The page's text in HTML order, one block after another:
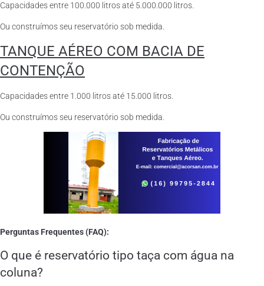
Capacidades entre 100.000 litros até 5.000.000 litros.
Ou construímos seu reservatório sob medida.
TANQUE AÉREO COM BACIA DE
CONTENÇÃO
Capacidades entre 1.000 litros até 15.000 litros.
Ou construímos seu reservatório sob medida.
Perguntas Frequentes (FAQ):
O que é reservatório tipo taça com água na
coluna?